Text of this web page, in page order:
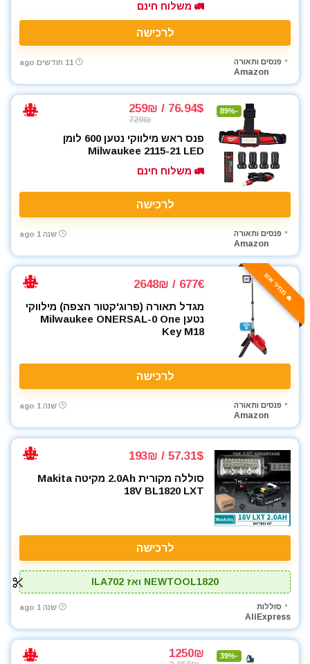
🚛 משלוח חינם
לרכישה
פנסים ותאורה
Amazon
11 חודשים ago
-89%
76.94$ / 259₪
729₪
פנס ראש מילווקי נטען 600 לומן
Milwaukee 2115-21 LED
🚛 משלוח חינם
לרכישה
פנסים ותאורה
Amazon
שנה 1 ago
🔥 מחיר אש 677€ / 2648₪
מגדל תאורה (פרוג'קטור הצפה) מילווקי
נטען Milwaukee ONERSAL-0 One
Key M18
לרכישה
פנסים ותאורה
Amazon
שנה 1 ago
57.31$ / 193₪
סוללה מקורית 2.0Ah מקיטה Makita
18V BL1820 LXT
לרכישה
NEWTOOL1820 ואז ILA702
סוללות
AliExpress
שנה 1 ago
-39%
1250₪